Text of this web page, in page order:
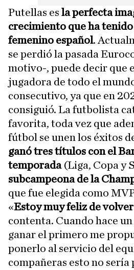
Putellas es la perfecta
crecimiento que ha
femenino español.
se perdió la pasada
motivo-, puede decir que
jugadora de todo el
consecutivo, ya que en
consiguió. La futbolista
favorita, toda vez que
fútbol se unen los éxitos
ganó tres títulos con el
temporada(Liga, Copa y
subcampeona de la
que fue elegida como
«Estoy muy feliz de
contenta. Cuando hace
ganar el primero me
ponerlo al servicio del
compañeras esto no sería